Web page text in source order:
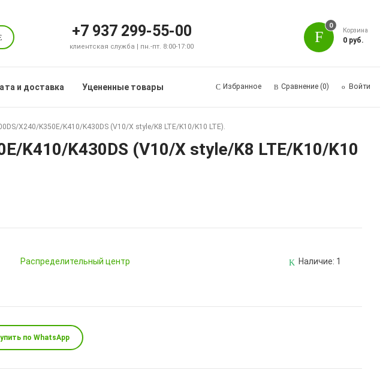
Поиск +7 937 299-55-00
клиентская служба | пн.-пт. 8:00-17:00
0
Корзина
0 руб.
и доставка Уцененные товары Избранное Сравнение (0) Войти
X240/K350E/K410/K430DS (V10/X style/K8 LTE/K10/K10 LTE).
K410/K430DS (V10/X style/K8 LTE/K10/K10
Pаспределительный центр Наличие: 1
по WhatsApp